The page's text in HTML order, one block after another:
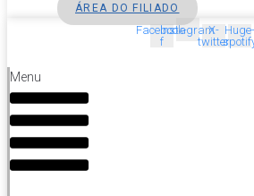
ÁREA DO FILIADO
Facebook-
f
InstagramX-
twitter
Huge-
Menu